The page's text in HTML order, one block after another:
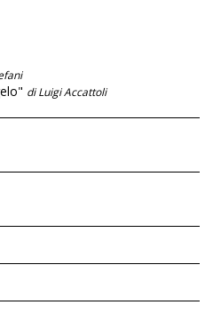
di Luigi Accattoli